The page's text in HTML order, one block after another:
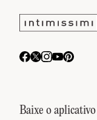
Baixe o aplicativo